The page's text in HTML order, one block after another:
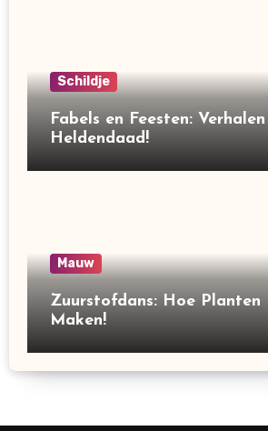
Schildje
Fabels en Feesten:
Heldendaad!
Mauw
Zuurstofdans: Hoe Planten
Maken!